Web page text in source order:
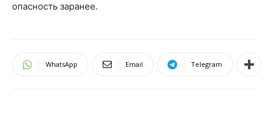
опасность заранее.
WhatsApp Email Telegram